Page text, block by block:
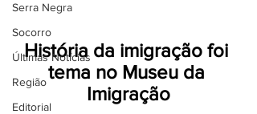
Serra Negra
Socorro
Últimas Notícias
Região
Editorial
História da imigração foi
tema no Museu da
Imigração